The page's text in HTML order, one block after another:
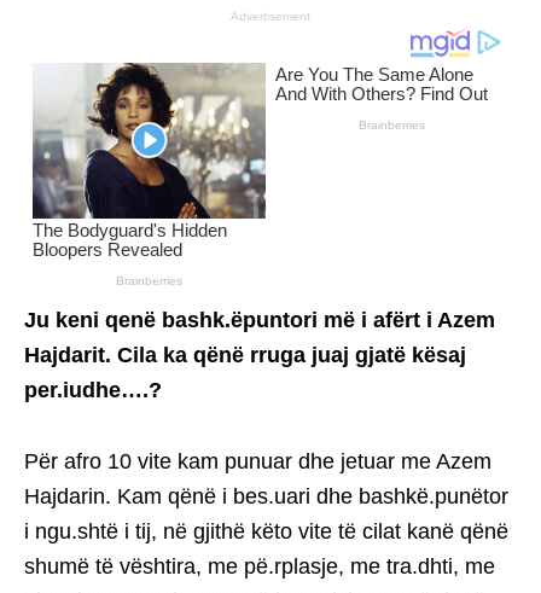
Advertisement
Ju keni qenë bashk.ëpuntori më i afërt i Azem
Hajdarit. Cila ka qënë rruga juaj gjatë kësaj
per.iudhe….?
Për afro 10 vite kam punuar dhe jetuar me Azem
Hajdarin. Kam qënë i bes.uari dhe bashkë.punëtor
i ngu.shtë i tij, në gjithë këto vite të cilat kanë qënë
shumë të vështira, me pë.rplasje, me tra.dhti, me